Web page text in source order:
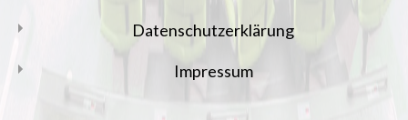
Datenschutzerklärung
Impressum